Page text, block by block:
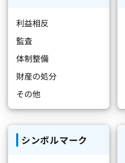
利益相反
監査
体制整備
財産の処分
その他
シンボルマーク